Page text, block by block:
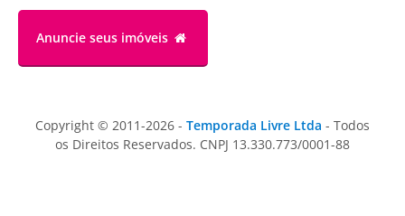
Anuncie seus imóveis
Copyright © 2011-2026 - Temporada Livre Ltda - Todos
os Direitos Reservados. CNPJ 13.330.773/0001-88